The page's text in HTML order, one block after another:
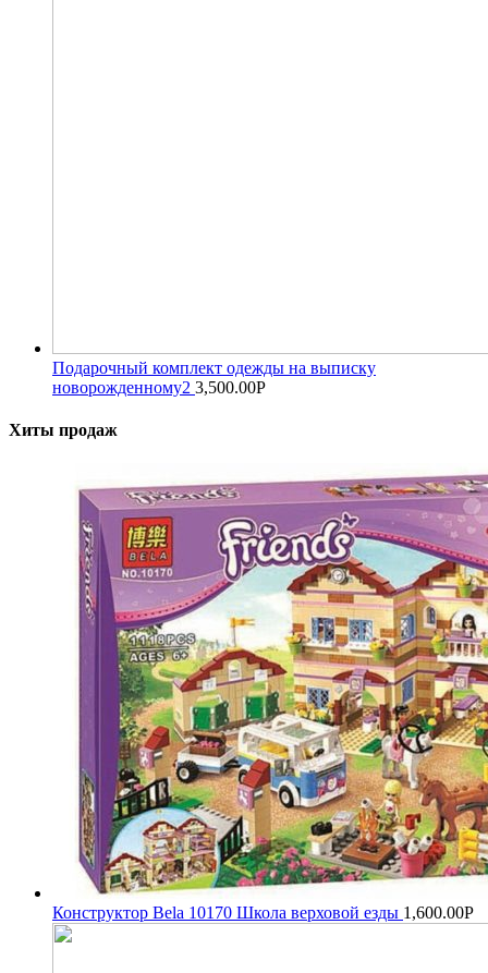
Подарочный комплект одежды на выписку
новорожденному2 3,500.00Р
Хиты продаж
Конструктор Bela 10170 Школа верховой езды 1,600.00Р